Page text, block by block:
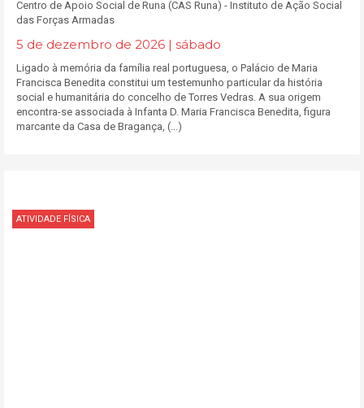
​Centro de Apoio Social de Runa (CAS Runa) - Instituto de Ação Social
das Forças Armadas
5 de dezembro de 2026 | sábado
Ligado à memória da família real portuguesa, o Palácio de Maria
Francisca Benedita constitui um testemunho particular da história
social e humanitária do concelho de Torres Vedras. A sua origem
encontra-se associada à Infanta D. Maria Francisca Benedita, figura
marcante da Casa de Bragança, (...)
ATIVIDADE FÍSICA